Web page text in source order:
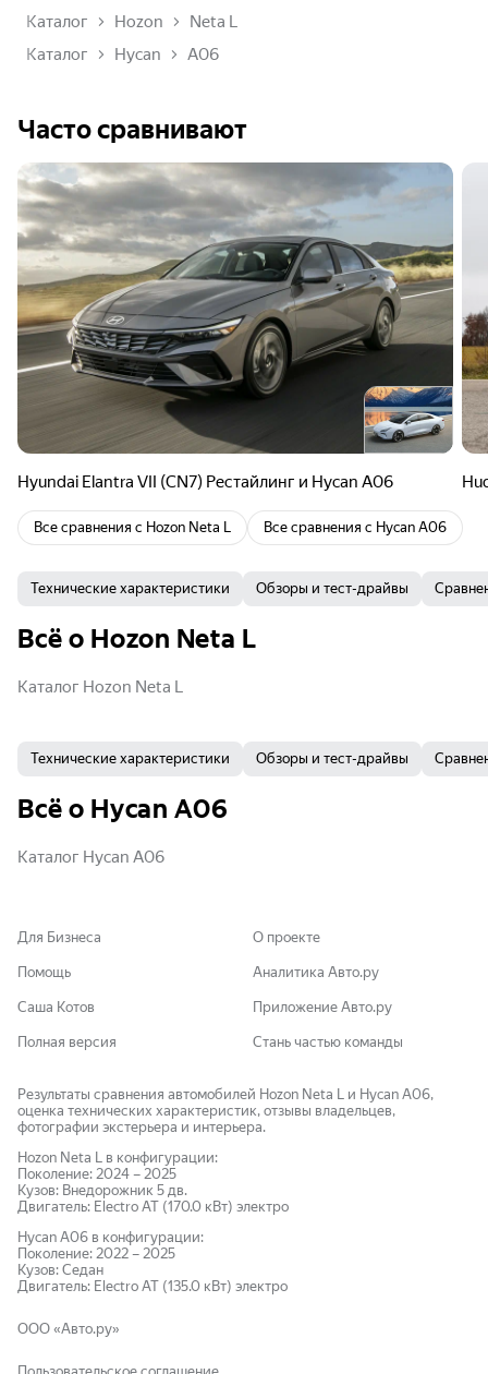
Каталог Hozon
Neta L
Каталог
Hycan A06
Часто сравнивают
Hyundai Elantra VII (CN7) Рестайлинг и Hycan A06
Все сравнения с Hozon Neta L Все сравнения с Hycan A06
Технические характеристики Обзоры и тест-драйвы
Всё о Hozon Neta L
Каталог Hozon Neta L
Технические характеристики Обзоры и тест-драйвы
Всё о Hycan A06
Каталог Hycan A06
Для Бизнеса О проекте
Помощь Аналитика Авто.ру
Саша Котов Приложение Авто.ру
Полная версия Стань частью команды
Результаты сравнения автомобилей Hozon Neta L и Hycan A06,
оценка технических характеристик, отзывы владельцев,
фотографии экстерьера и интерьера.
Hozon Neta L в конфигурации:
Поколение: 2024 – 2025
Кузов: Внедорожник 5 дв.
Двигатель: Electro AT (170.0 кВт) электро
Hycan A06 в конфигурации:
Поколение: 2022 – 2025
Кузов: Седан
Двигатель: Electro AT (135.0 кВт) электро
ООО «Авто.ру»